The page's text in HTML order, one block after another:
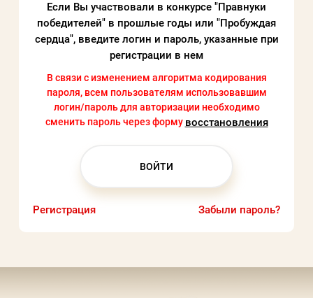
Заполняя данную форму вы соглашаетесь с
политикой конфиденциальности
сайта
ВОЙТИ
Если Вы участвовали в конкурсе "Правнуки
победителей" в прошлые годы или "Пробуждая
сердца", введите логин и пароль, указанные при
регистрации в нем
В связи с изменением алгоритма кодирования
пароля, всем пользователям использовавшим
логин/пароль для авторизации необходимо
сменить пароль через форму воcстановления
Регистрация Забыли пароль?